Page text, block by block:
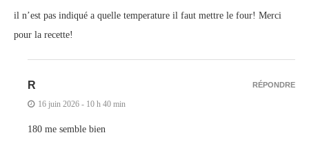
il n’est pas indiqué a quelle temperature il faut mettre le four! Merci
pour la recette!
R
16 juin 2026 - 10 h 40 min
180 me semble bien
RÉPONDRE